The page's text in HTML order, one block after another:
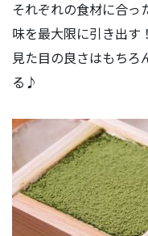
それぞれの食材に合っ
味を最大限に引き出す！
見た目の良さはもちろ
る♪